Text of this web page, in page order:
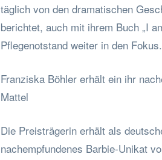
täglich von den dramatischen
berichtet, auch mit ihrem Buch „I
Pflegenotstand weiter in den Fokus.
Franziska Böhler erhält ein ihr
Mattel
Die Preisträgerin erhält als
nachempfundenes Barbie-Unikat